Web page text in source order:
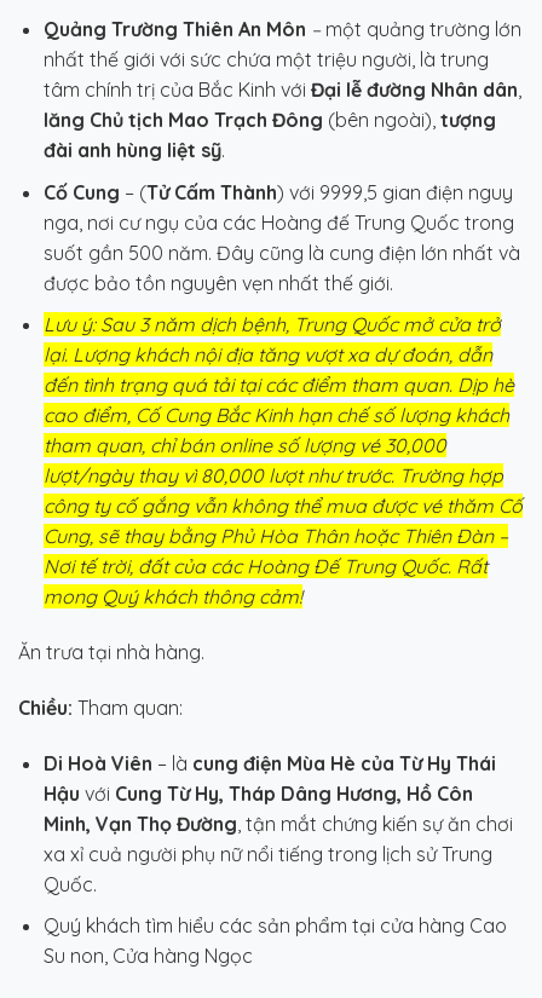
Quảng Trường Thiên An Môn – một quảng trường lớn
nhất thế giới với sức chứa một triệu người, là trung
tâm chính trị của Bắc Kinh với Đại lễ đường Nhân dân,
lăng Chủ tịch Mao Trạch Đông (bên ngoài), tượng
đài anh hùng liệt sỹ.
Cố Cung – (Tử Cấm Thành) với 9999,5 gian điện nguy
nga, nơi cư ngụ của các Hoàng đế Trung Quốc trong
suốt gần 500 năm. Đây cũng là cung điện lớn nhất và
được bảo tồn nguyên vẹn nhất thế giới.
Lưu ý: Sau 3 năm dịch bệnh, Trung Quốc mở cửa trở
lại. Lượng khách nội địa tăng vượt xa dự đoán, dẫn
đến tình trạng quá tải tại các điểm tham quan. Dịp hè
cao điểm, Cố Cung Bắc Kinh hạn chế số lượng khách
tham quan, chỉ bán online số lượng vé 30,000
lượt/ngày thay vì 80,000 lượt như trước. Trường hợp
công ty cố gắng vẫn không thể mua được vé thăm Cố
Cung, sẽ thay bằng Phủ Hòa Thân hoặc Thiên Đàn –
Nơi tế trời, đất của các Hoàng Đế Trung Quốc. Rất
mong Quý khách thông cảm!
Ăn trưa tại nhà hàng.
Chiều: Tham quan:
Di Hoà Viên – là cung điện Mùa Hè của Từ Hy Thái
Hậu với Cung Từ Hy, Tháp Dâng Hương, Hồ Côn
Minh, Vạn Thọ Đường , tận mắt chứng kiến sự ăn chơi
xa xỉ cuả người phụ nữ nổi tiếng trong lịch sử Trung
Quốc.
Quý khách tìm hiểu các sản phẩm tại cửa hàng Cao
Su non, Cửa hàng Ngọc